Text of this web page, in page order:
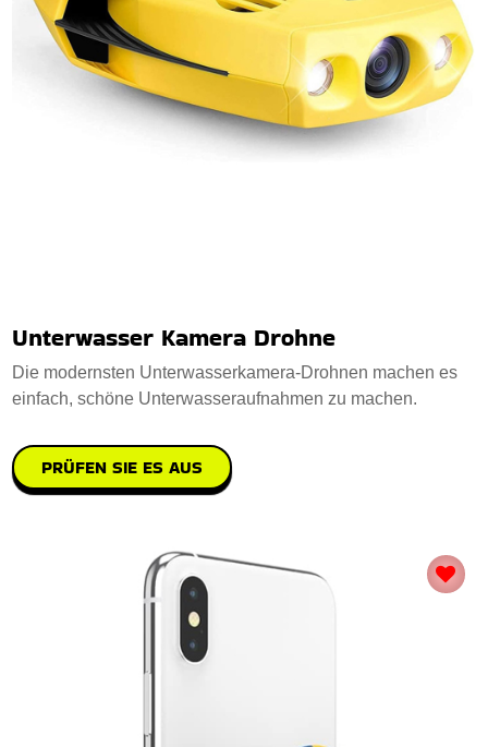
Unterwasser Kamera Drohne
Die modernsten Unterwasserkamera-Drohnen machen es
einfach, schöne Unterwasseraufnahmen zu machen.
PRÜFEN SIE ES AUS